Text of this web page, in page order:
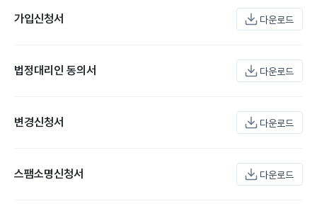
가입신청서 다운로드
법정대리인 동의서 다운로드
변경신청서 다운로드
스팸소명신청서 다운로드